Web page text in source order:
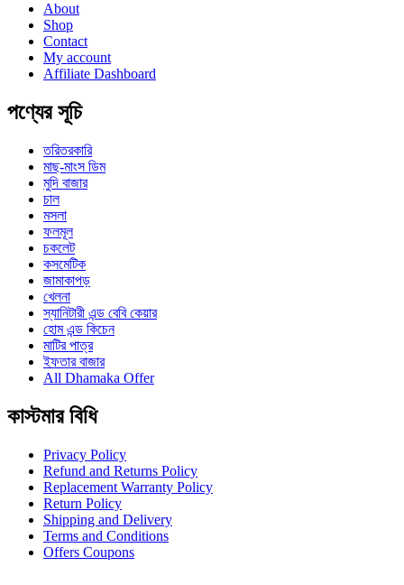
About
Shop
Contact
My account
Affiliate Dashboard
পণ্যের সূচি
তরিতরকারি
মাছ-মাংস ডিম
মুদি বাজার
চাল
মসলা
ফলমূল
চকলেট
কসমেটিক
জামাকাপড়
খেলনা
স্যানিটারী এন্ড বেবি কেয়ার
হোম এন্ড কিচেন
মাটির পাত্র
ইফতার বাজার
All Dhamaka Offer
কাস্টমার বিধি
Privacy Policy
Refund and Returns Policy
Replacement Warranty Policy
Return Policy
Shipping and Delivery
Terms and Conditions
Offers Coupons